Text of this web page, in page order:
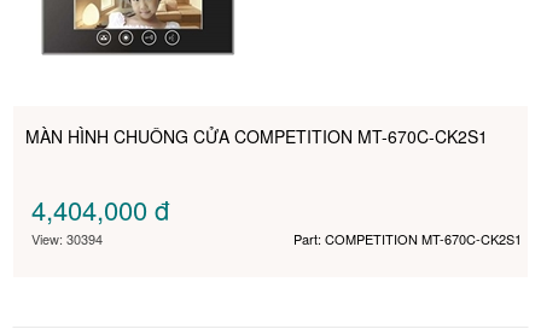
MÀN HÌNH CHUÔNG CỬA COMPETITION MT-670C-CK2S1
4,404,000đ
View: 30394 Part: COMPETITION MT-670C-CK2S1